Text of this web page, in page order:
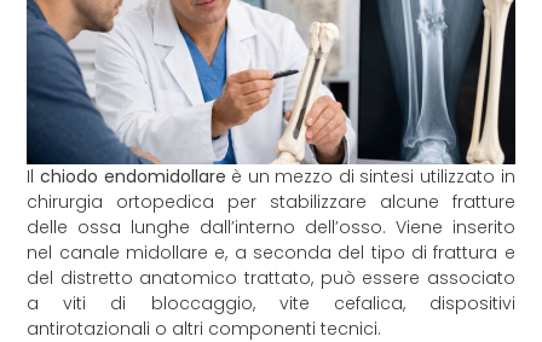
Il chiodo endomidollare è un mezzo di sintesi utilizzato in
chirurgia ortopedica per stabilizzare alcune fratture
delle ossa lunghe dall’interno dell’osso. Viene inserito
nel canale midollare e, a seconda del tipo di frattura e
del distretto anatomico trattato, può essere associato
a viti di bloccaggio, vite cefalica, dispositivi
antirotazionali o altri componenti tecnici.